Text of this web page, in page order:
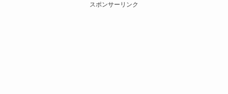
スポンサーリンク